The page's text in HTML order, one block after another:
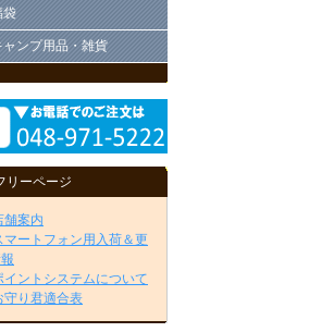
袋
ャンプ用品・雑貨
リーページ
舗案内
マートフォン用入荷＆更
イントシステムについて
守り君適合表